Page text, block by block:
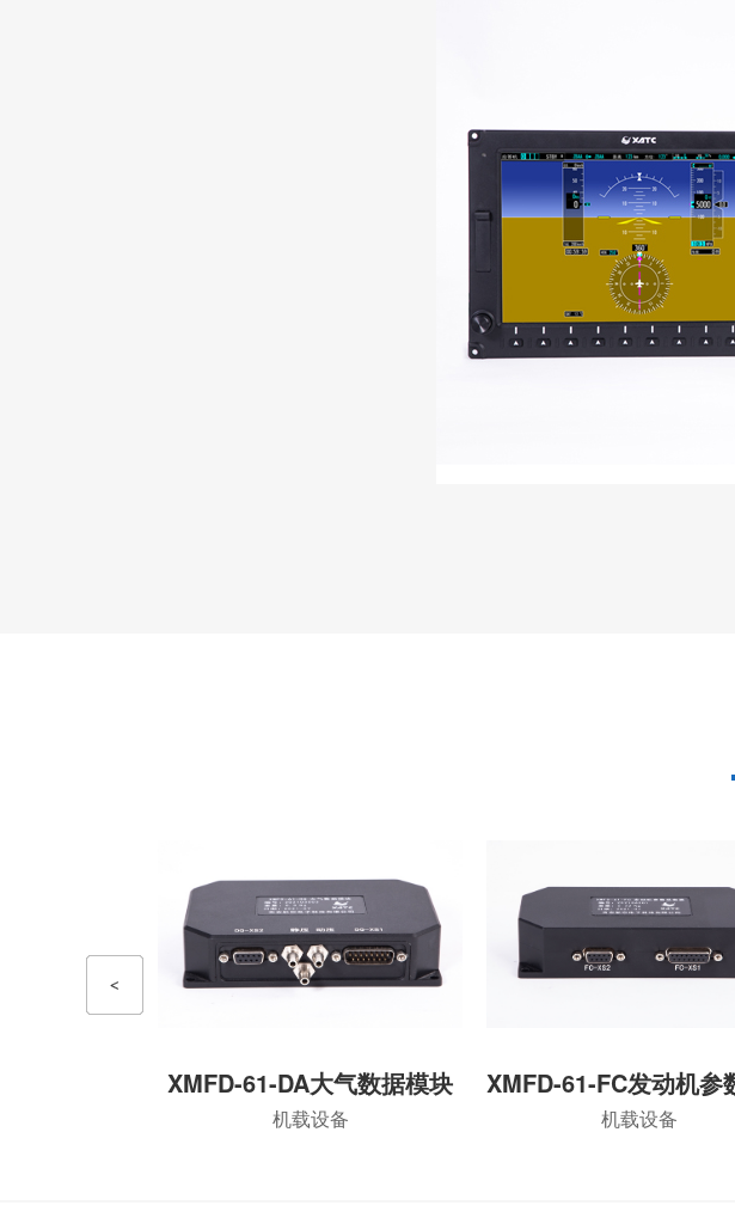
XMFD-61-DA大气数据模块
机载设备 机载设备